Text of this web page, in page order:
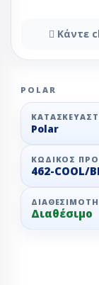
Κάντε
POLAR
Polar
ΚΩΔΙΚΌΣ
462-COOL/
Διαθέσιμο